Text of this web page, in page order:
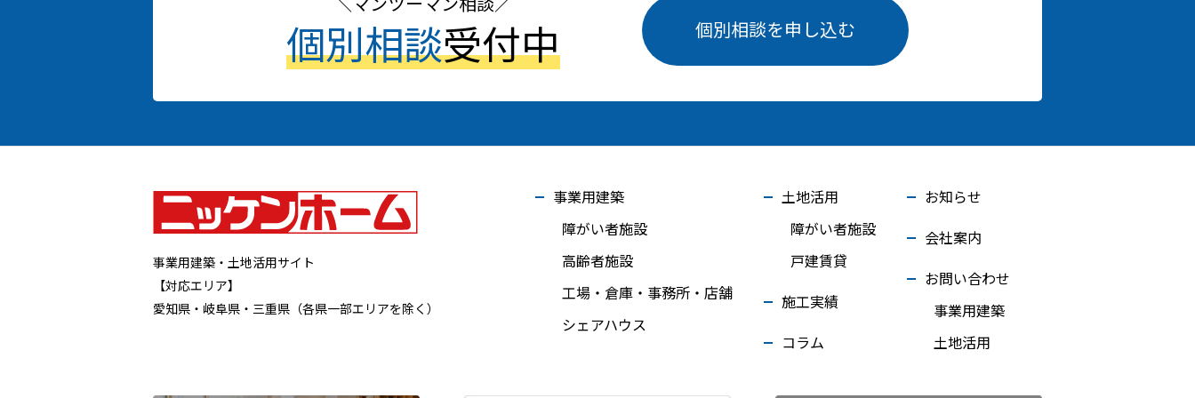
マンツーマン相談
個別相談受付中 個別相談を申し込む
事業用建築・土地活用サイト
【対応エリア】
愛知県・岐阜県・三重県（各県一部エリアを除く）
事業用建築
障がい者施設
高齢者施設
工場・倉庫・事務所・店舗
シェアハウス
土地活用
障がい者施設
戸建賃貸
施工実績
コラム
お知らせ
会社案内
お問い合わせ
事業用建築
土地活用